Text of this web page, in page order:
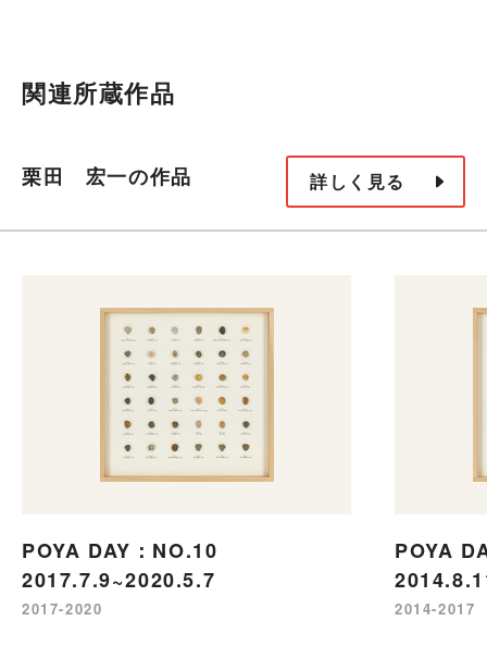
関連所蔵作品
栗田 宏一の作品 詳しく見る
POYA DAY：NO.10
2017.7.9~2020.5.7
2017-2020
POYA
2014-2017